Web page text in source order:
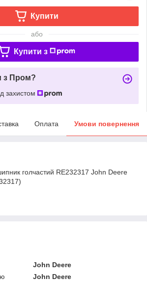
Купити
або
Купити з
з Пром?
захистом
Оплата Умови повернення
голчастий RE232317 John Deere
John Deere
John Deere